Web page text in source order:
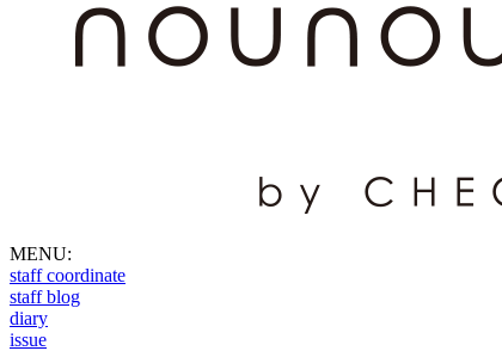
MENU:
staff coordinate
staff blog
diary
issue